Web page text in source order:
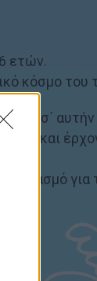
ετών.
κόσμο του
σ΄
και
για